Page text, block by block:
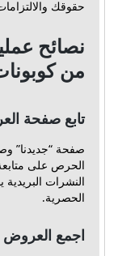
حقوقك
نصائح
من
تابع صفحة
صفحة “جديدنا”
الحرص على متابعة
النشرات
الحصرية.
اجمع العروض